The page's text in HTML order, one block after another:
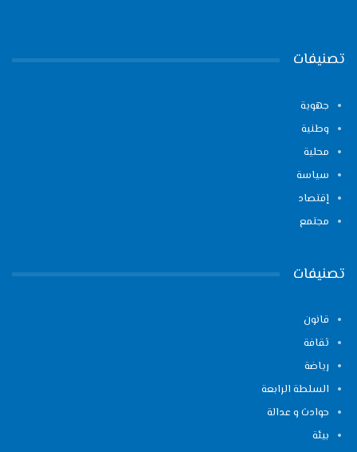
تصنيفات
جهوية
وطنية
محلية
سياسة
إقتصاد
مجتمع
تصنيفات
قانون
ثقافة
رياضة
السلطة الرابعة
حوادث و عدالة
بيئة